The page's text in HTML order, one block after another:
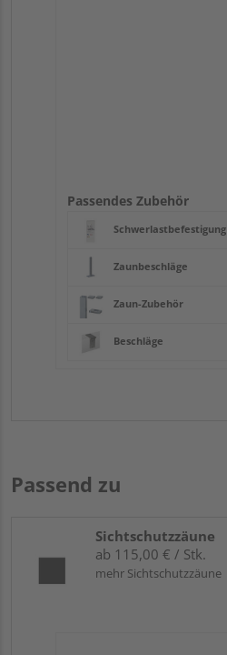
Passendes Zubehör
Schwerlastbefestigung
Zaunbeschläge
Zaun-Zubehör
Beschläge
Passend zu
Sichtschutzzäune
ab 115,00 € / Stk.
mehr Sichtschutzzäune